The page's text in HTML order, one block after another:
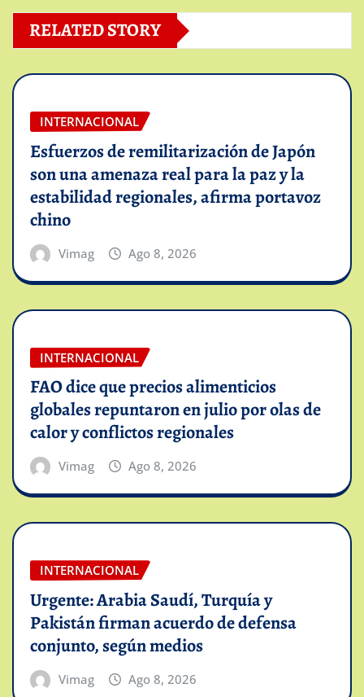
RELATED STORY
INTERNACIONAL
Esfuerzos de remilitarización de Japón
son una amenaza real para la paz y la
estabilidad regionales, afirma portavoz
chino
Vimag Ago 8, 2026
INTERNACIONAL
FAO dice que precios alimenticios
globales repuntaron en julio por olas de
calor y conflictos regionales
Vimag Ago 8, 2026
INTERNACIONAL
Urgente: Arabia Saudí, Turquía y
Pakistán firman acuerdo de defensa
conjunto, según medios
Vimag Ago 8, 2026